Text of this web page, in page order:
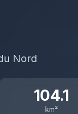
Nord
104.1
km²